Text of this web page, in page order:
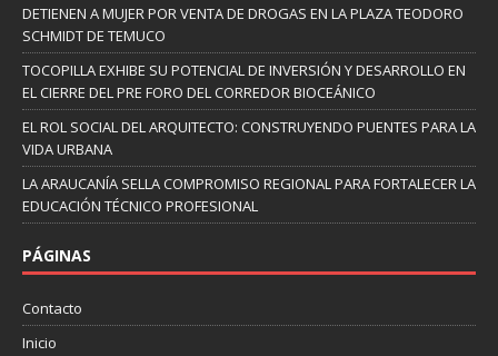
DETIENEN A MUJER POR VENTA DE DROGAS EN LA PLAZA TEODORO
SCHMIDT DE TEMUCO
TOCOPILLA EXHIBE SU POTENCIAL DE INVERSIÓN Y DESARROLLO EN
EL CIERRE DEL PRE FORO DEL CORREDOR BIOCEÁNICO
EL ROL SOCIAL DEL ARQUITECTO: CONSTRUYENDO PUENTES PARA LA
VIDA URBANA
LA ARAUCANÍA SELLA COMPROMISO REGIONAL PARA FORTALECER LA
EDUCACIÓN TÉCNICO PROFESIONAL
PÁGINAS
Contacto
Inicio